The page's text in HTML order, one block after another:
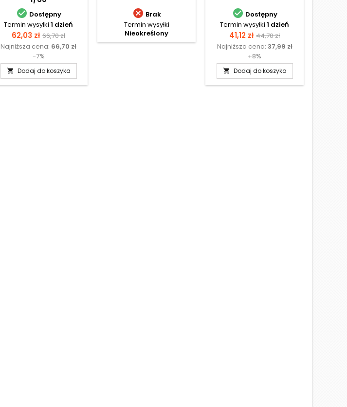
 Dostępny
Termin wysyłki 1 dzień
Cena
62,03 zł Cena
podstawowa
66,70 zł
Najniższa cena: 66,70 zł
-7%
 Dodaj do koszyka
 Brak
Termin wysyłki
Nieokreślony
 Dostępny
Termin wysyłki 1 dzień
Cena
41,12 zł Cena
podstawowa
44,70 zł
Najniższa cena: 37,99 zł
+8%
 Dodaj do koszyka